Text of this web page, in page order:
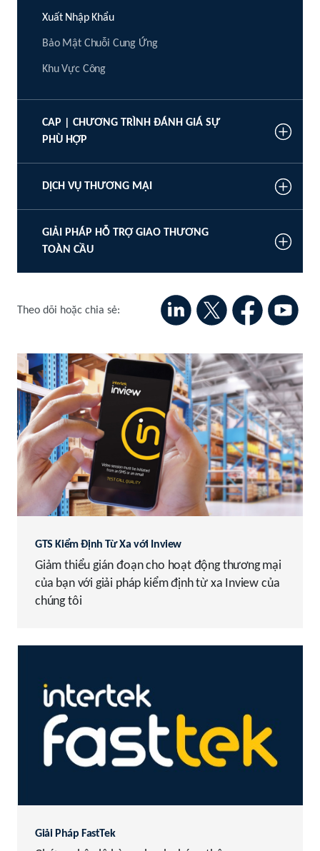
Xuất Nhập Khẩu
Bảo Mật Chuỗi Cung Ứng
Khu Vực Công
CAP | CHƯƠNG TRÌNH ĐÁNH GIÁ SỰ
PHÙ HỢP
DỊCH VỤ THƯƠNG MẠI
GIẢI PHÁP HỖ TRỢ GIAO THƯƠNG
TOÀN CẦU
Theo dõi hoặc chia sẻ:
GTS Kiểm Định Từ Xa với Inview
Giảm thiểu gián đoạn cho hoạt động thương mại
của bạn với giải pháp kiểm định từ xa Inview của
chúng tôi
Giải Pháp FastTek